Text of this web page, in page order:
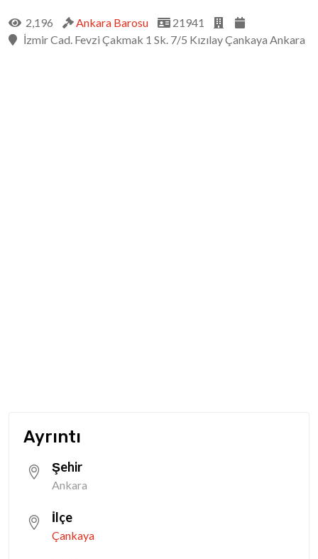
2,196 Ankara Barosu
21941
İzmir Cad. Fevzi Çakmak 1 Sk. 7/5 Kızılay Çankaya Ankara
Ayrıntı
Şehir
Ankara
İlçe
Çankaya